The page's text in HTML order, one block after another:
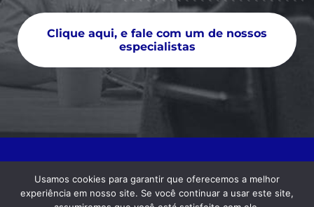
Clique aqui, e fale com um de nossos
especialistas
Usamos cookies para garantir que oferecemos a melhor
experiência em nosso site. Se você continuar a usar este site,